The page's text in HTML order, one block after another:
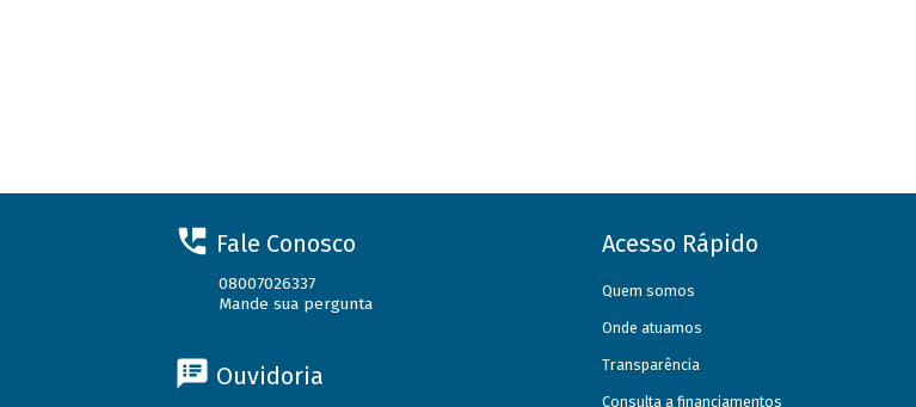
Fale Conosco
08007026337
Mande sua pergunta
Ouvidoria
Acesso Rápido
Quem somos
Onde atuamos
Transparência
Consulta a financiamentos